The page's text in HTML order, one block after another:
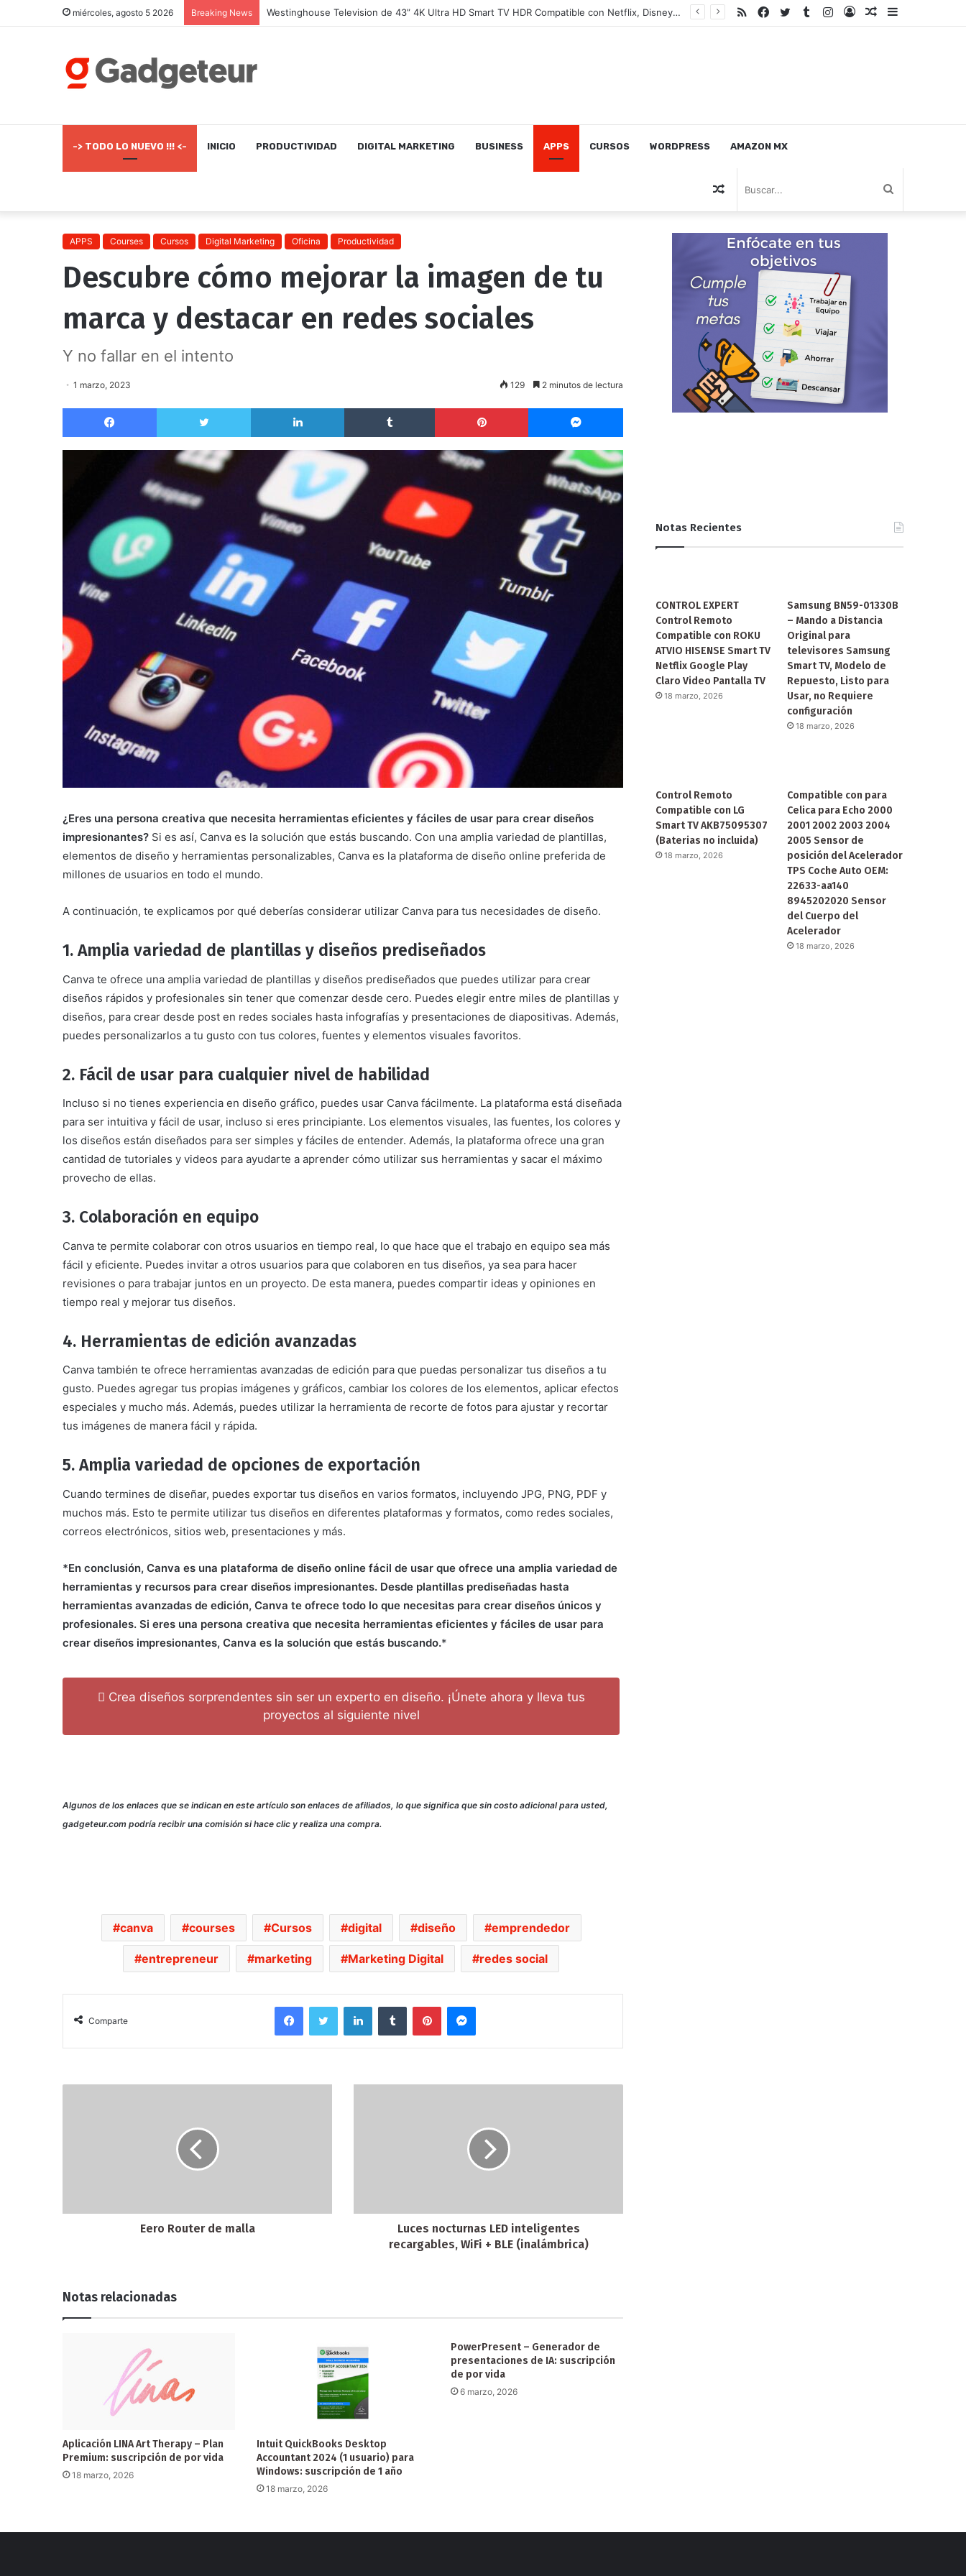
miércoles, agosto 5 2026 Breaking News CONTROL EXPERT Control Remoto Compatible con ROKU ATVIO HISENSE Smart TV Netflix Google Play Claro Video Pantalla TV
Nota
Log
Instagram
Tumblr
Twitter
Facebook
RSS
-> TODO LO NUEVO !!! <- INICIO PRODUCTIVIDAD DIGITAL MARKETING BUSINESS APPS CURSOS WORDPRESS AMAZON MX
Nota
Random
APPS Courses Cursos Digital Marketing Oficina Productividad
Descubre cómo mejorar la imagen de tu
marca y destacar en redes sociales
Y no fallar en el intento
1 marzo, 2023 129 2 minutos de lectura
Facebook Twitter LinkedIn Tumblr Pinterest
¿Eres una persona creativa que necesita herramientas eficientes y fáciles de usar para crear diseños
impresionantes? Si es así, Canva es la solución que estás buscando. Con una amplia variedad de plantillas,
elementos de diseño y herramientas personalizables, Canva es la plataforma de diseño online preferida de
millones de usuarios en todo el mundo.
A continuación, te explicamos por qué deberías considerar utilizar Canva para tus necesidades de diseño.
1. Amplia variedad de plantillas y diseños prediseñados
Canva te ofrece una amplia variedad de plantillas y diseños prediseñados que puedes utilizar para crear
diseños rápidos y profesionales sin tener que comenzar desde cero. Puedes elegir entre miles de plantillas y
diseños, para crear desde post en redes sociales hasta infografías y presentaciones de diapositivas. Además,
puedes personalizarlos a tu gusto con tus colores, fuentes y elementos visuales favoritos.
2. Fácil de usar para cualquier nivel de habilidad
Incluso si no tienes experiencia en diseño gráfico, puedes usar Canva fácilmente. La plataforma está diseñada
para ser intuitiva y fácil de usar, incluso si eres principiante. Los elementos visuales, las fuentes, los colores y
los diseños están diseñados para ser simples y fáciles de entender. Además, la plataforma ofrece una gran
cantidad de tutoriales y videos para ayudarte a aprender cómo utilizar sus herramientas y sacar el máximo
provecho de ellas.
3. Colaboración en equipo
Canva te permite colaborar con otros usuarios en tiempo real, lo que hace que el trabajo en equipo sea más
fácil y eficiente. Puedes invitar a otros usuarios para que colaboren en tus diseños, ya sea para hacer
revisiones o para trabajar juntos en un proyecto. De esta manera, puedes compartir ideas y opiniones en
tiempo real y mejorar tus diseños.
4. Herramientas de edición avanzadas
Canva también te ofrece herramientas avanzadas de edición para que puedas personalizar tus diseños a tu
gusto. Puedes agregar tus propias imágenes y gráficos, cambiar los colores de los elementos, aplicar efectos
especiales y mucho más. Además, puedes utilizar la herramienta de recorte de fotos para ajustar y recortar
tus imágenes de manera fácil y rápida.
5. Amplia variedad de opciones de exportación
Cuando termines de diseñar, puedes exportar tus diseños en varios formatos, incluyendo JPG, PNG, PDF y
muchos más. Esto te permite utilizar tus diseños en diferentes plataformas y formatos, como redes sociales,
correos electrónicos, sitios web, presentaciones y más.
*En conclusión, Canva es una plataforma de diseño online fácil de usar que ofrece una amplia variedad de
herramientas y recursos para crear diseños impresionantes. Desde plantillas prediseñadas hasta
herramientas avanzadas de edición, Canva te ofrece todo lo que necesitas para crear diseños únicos y
profesionales. Si eres una persona creativa que necesita herramientas eficientes y fáciles de usar para
crear diseños impresionantes, Canva es la solución que estás buscando.*
Crea diseños sorprendentes sin ser un experto en diseño. ¡Únete ahora y lleva tus
proyectos al siguiente nivel
Algunos de los enlaces que se indican en este artículo son enlaces de afiliados, lo que significa que sin costo adicional para usted,
gadgeteur.com podría recibir una comisión si hace clic y realiza una compra.
canva courses Cursos digital diseño emprendedor
entrepreneur marketing Marketing Digital redes social
Comparte
Eero Router de malla
Luces nocturnas LED inteligentes
recargables, WiFi + BLE (inalámbrica)
Notas relacionadas
Aplicación LINA Art Therapy – Plan
Premium: suscripción de por vida
18 marzo, 2026
Intuit QuickBooks Desktop
Accountant 2024 (1 usuario) para
Windows: suscripción de 1 año
18 marzo, 2026
PowerPresent – Generador de
presentaciones de IA: suscripción
de por vida
6 marzo, 2026
Notas Recientes
CONTROL EXPERT
Control Remoto
Compatible con ROKU
ATVIO HISENSE Smart TV
Netflix Google Play
Claro Video Pantalla TV
18 marzo, 2026
Samsung BN59-01330B
– Mando a Distancia
Original para
televisores Samsung
Smart TV, Modelo de
Repuesto, Listo para
Usar, no Requiere
configuración
18 marzo, 2026
Control Remoto
Compatible con LG
Smart TV AKB75095307
(Baterias no incluida)
18 marzo, 2026
Compatible con para
Celica para Echo 2000
2001 2002 2003 2004
2005 Sensor de
posición del Acelerador
TPS Coche Auto OEM:
22633-aa140
8945202020 Sensor
del Cuerpo del
Acelerador
18 marzo, 2026